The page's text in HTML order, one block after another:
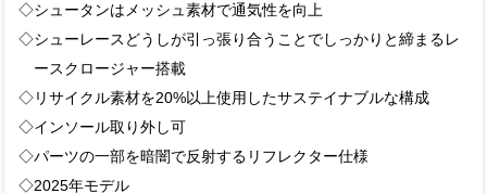
◇シュータンはメッシュ素材で通気性を向上
◇シューレースどうしが引っ張り合うことでしっかりと締まるレ
ースクロージャー搭載
◇リサイクル素材を20%以上使用したサステイナブルな構成
◇インソール取り外し可
◇パーツの一部を暗闇で反射するリフレクター仕様
◇2025年モデル